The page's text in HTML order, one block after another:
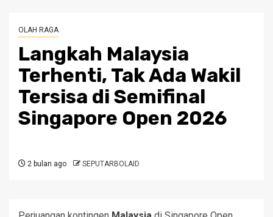
OLAH RAGA
Langkah Malaysia
Terhenti, Tak Ada Wakil
Tersisa di Semifinal
Singapore Open 2026
2 bulan ago SEPUTARBOLAID